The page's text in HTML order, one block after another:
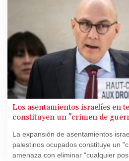
Los asentamientos israelíes en
constituyen un "crimen de
La expansión de asentamientos
palestinos ocupados constituye un
amenaza con eliminar "cualquier